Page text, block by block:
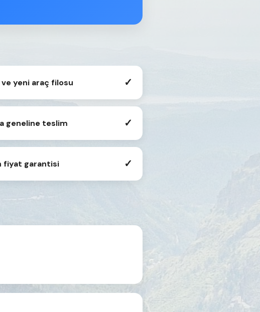
ve yeni araç filosu ✓
geneline teslim ✓
fiyat garantisi ✓